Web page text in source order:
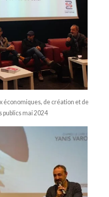
économiques, de création et de
publics mai 2024